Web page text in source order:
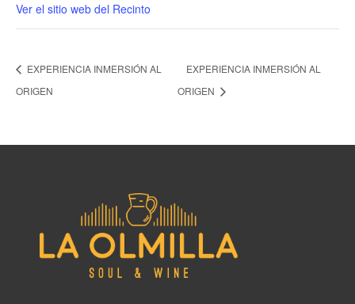
Ver el sitio web del Recinto
EXPERIENCIA INMERSIÓN AL
ORIGEN
EXPERIENCIA INMERSIÓN AL
ORIGEN